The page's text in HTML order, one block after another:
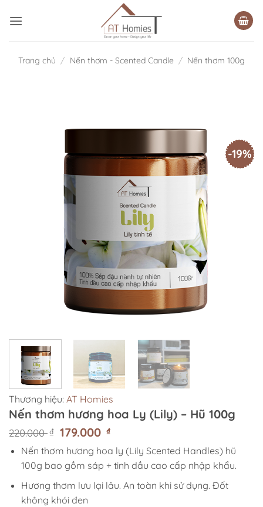
qua
Trang chủ / Nến thơm - Scented Candle / Nến thơm 100g
-19%
Thương hiệu: AT Homies
Nến thơm hương hoa Ly (Lily) – Hũ 100g
220.000₫ Giá
là:
220.000 ₫.
179.000 ₫
tại
là:
179.000 ₫.
Nến thơm hương hoa ly (Lily Scented Handles) hũ
100g bao gồm sáp + tinh dầu cao cấp nhập khẩu.
Hương thơm lưu lại lâu. An toàn khi sử dụng. Đốt
không khói đen